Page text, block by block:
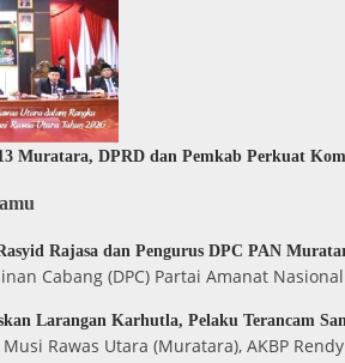
Muratara, DPRD dan Pemkab Perkuat
Rajasa dan Pengurus DPC PAN
Cabang (DPC) Partai Amanat
Larangan Karhutla, Pelaku Terancam
Musi Rawas Utara (Muratara), AKBP